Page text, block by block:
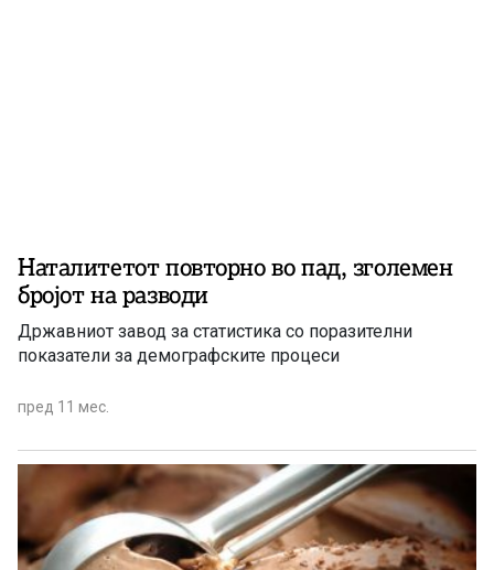
Наталитетот повторно во пад, зголемен
бројот на разводи
Државниот завод за статистика со поразителни
показатели за демографските процеси
пред 11 мес.